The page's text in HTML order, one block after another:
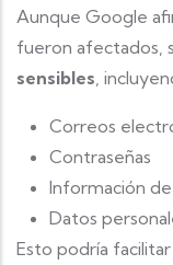
Aunque Google
fueron afectados,
sensibles,
Correos
Contraseñas
Información
Datos
Esto podría